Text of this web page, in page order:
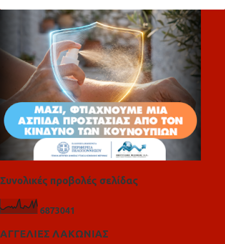
λ
Συνολικές προβολές σελίδας
6873041
ΑΓΓΕΛΙΕΣ ΛΑΚΩΝΙΑΣ